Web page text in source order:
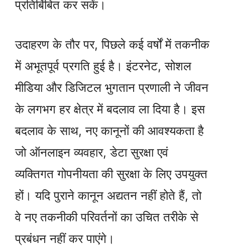
प्रतिबिंबित कर सकें।
उदाहरण के तौर पर, पिछले कई वर्षों में तकनीक
में अभूतपूर्व प्रगति हुई है। इंटरनेट, सोशल
मीडिया और डिजिटल भुगतान प्रणाली ने जीवन
के लगभग हर क्षेत्र में बदलाव ला दिया है। इस
बदलाव के साथ, नए कानूनों की आवश्यकता है
जो ऑनलाइन व्यवहार, डेटा सुरक्षा एवं
व्यक्तिगत गोपनीयता की सुरक्षा के लिए उपयुक्त
हों। यदि पुराने कानून अद्यतन नहीं होते हैं, तो
वे नए तकनीकी परिवर्तनों का उचित तरीके से
प्रबंधन नहीं कर पाएंगे।